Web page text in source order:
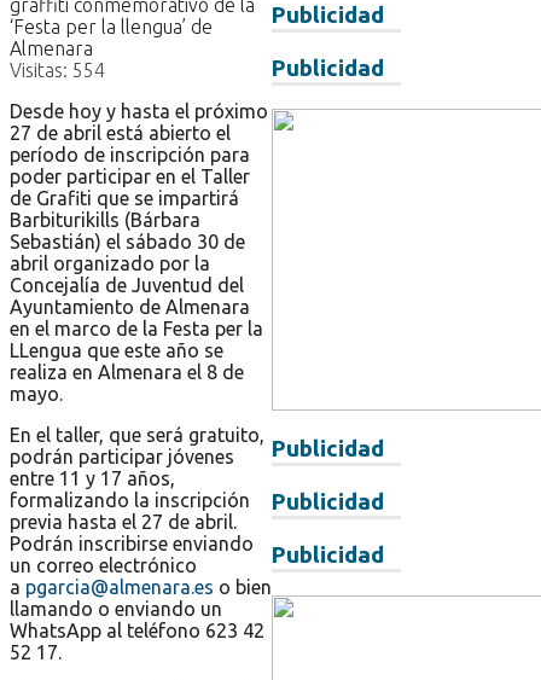
Publicidad
Publicidad
Publicidad
Publicidad
Publicidad
Visitas: 554
Desde hoy y hasta el próximo
27 de abril está abierto el
período de inscripción para
poder participar en el Taller
de Grafiti que se impartirá
Barbiturikills (Bárbara
Sebastián) el sábado 30 de
abril organizado por la
Concejalía de Juventud del
Ayuntamiento de Almenara
en el marco de la Festa per la
LLengua que este año se
realiza en Almenara el 8 de
mayo.
En el taller, que será gratuito,
podrán participar jóvenes
entre 11 y 17 años,
formalizando la inscripción
previa hasta el 27 de abril.
Podrán inscribirse enviando
un correo electrónico
a pgarcia@almenara.es o bien
llamando o enviando un
WhatsApp al teléfono 623 42
52 17.